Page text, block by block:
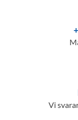
Vi